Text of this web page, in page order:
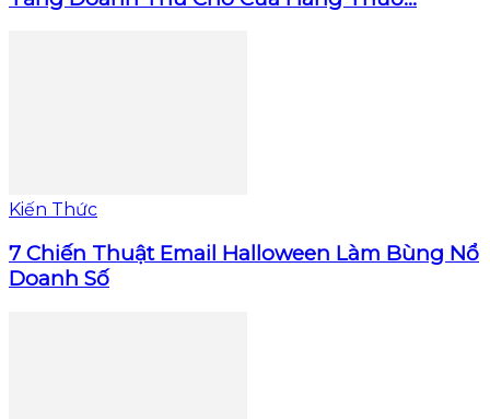
Kiến Thức
7 Chiến Thuật Email Halloween Làm Bùng Nổ
Doanh Số